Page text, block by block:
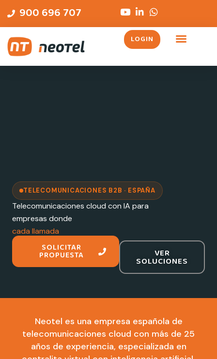
900 696 707
LOGIN
TELECOMUNICACIONES B2B · ESPAÑA
Telecomunicaciones cloud con IA para
empresas donde
cada llamada
importa
SOLICITAR
PROPUESTA VER
SOLUCIONES
Neotel es una empresa española de
telecomunicaciones cloud con más de 25
años de experiencia, especializada en